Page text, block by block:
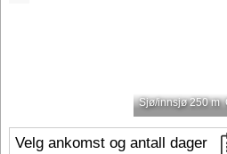
Sjø/innsjø 250 m
Velg ankomst og antall dager